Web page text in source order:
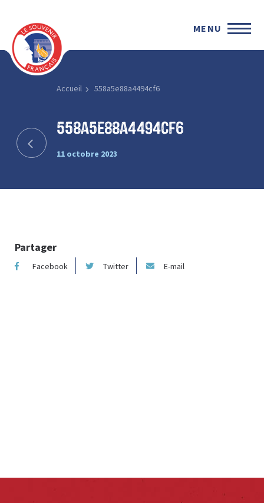
MENU
Accueil 558a5e88a4494cf6
558a5e88a4494cf6
11 octobre 2023
Partager
Facebook Twitter E-mail